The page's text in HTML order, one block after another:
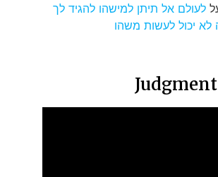
לעולם אל תיתן למישהו להגיד לך
יכול לעשות משהו